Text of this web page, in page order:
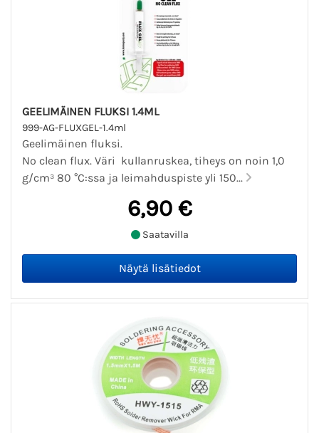
GEELIMÄINEN FLUKSI 1.4ML
999-AG-FLUXGEL-1.4ml
Geelimäinen fluksi.
No clean flux. Väri kullanruskea, tiheys on noin 1,0
g/cm³ 80 °C:ssa ja leimahduspiste yli 150...
6,90 €
Saatavilla